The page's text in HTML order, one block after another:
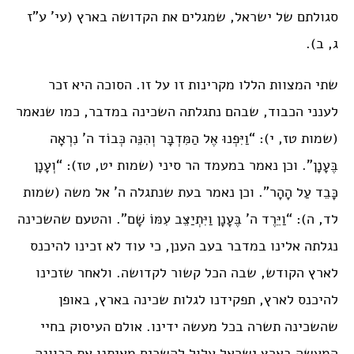
סגולתם של ישראל, שמגלים את הקדושה בארץ (עי’ ע”ז
ג, ב).
שתי המצוות הללו מקרינות זו על זו. הסוכה היא זכר
לענני הכבוד, שבהם נתגלתה השכינה במדבר, כמו שנאמר
(שמות טז, י): “וַיִּפְנוּ אֶל הַמִּדְבָּר וְהִנֵּה כְּבוֹד ה’ נִרְאָה
בֶּעָנָן”. וכן נאמר במעמד הר סיני (שמות יט, טז): “וְעָנָן
כָּבֵד עַל הָהָר”. וכן נאמר בעת שנתגלה ה’ אל משה (שמות
לד, ה): “וַיֵּרֶד ה’ בֶּעָנָן וַיִּתְיַצֵּב עִמּוֹ שָׁם”. והטעם שהשכינה
נגלתה אלינו במדבר בעב הענן, כי עוד לא זכינו להיכנס
לארץ הקודש, שבה הכל קשור לקדושה. ולאחר שזכינו
להיכנס לארץ, תפקידנו לגלות שכינה בארץ, באופן
שהשכינה תשרה בכל מעשה ידינו. אולם העיסוק בחיי